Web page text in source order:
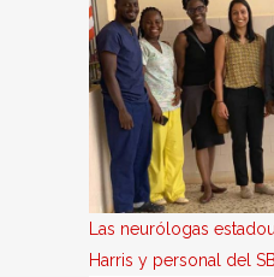
Las neurólogas
Harris y personal del